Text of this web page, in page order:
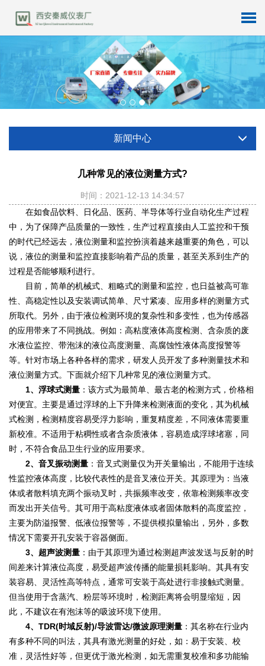
新闻中心
几种常见的液位测量方式?
时间：2021-12-13 14:34:57
在如食品饮料、日化品、医药、半导体等行业自动化生产过程
中，为了保障产品质量的一致性，生产过程直接由人工监控和干预
的时代已经远去，液位测量和监控扮演着越来越重要的角色，可以
说，液位的测量和监控直接影响着产品的质量，甚至关系到生产的
过程是否能够顺利进行。
目前，简单的机械式、粗略式的测量和监控，也日益被高可靠
性、高稳定性以及安装调试简单、尺寸紧凑、应用多样的测量方式
所取代。另外，由于液位检测环境的复杂性和多变性，也为传感器
的应用带来了不同挑战。例如：高粘度液体高度检测、含杂质的废
水液位监控、带泡沫的液位高度测量、高腐蚀性液体高度报警等
等。针对市场上各种各样的需求，研发人员开发了多种测量技术和
液位测量方式。下面就介绍下几种常见的液位测量方式。
1、浮球式测量 ：该方式为最简单、最古老的检测方式，价格相
对便宜。主要是通过浮球的上下升降来检测液面的变化，其为机械
式检测，检测精度容易受浮力影响，重复精度差，不同液体需要重
新校准。不适用于粘稠性或者含杂质液体，容易造成浮球堵塞，同
时，不符合食品卫生行业的应用要求。
2、音叉振动测量 ：音叉式测量仅为开关量输出，不能用于连续
性监控液体高度，比较代表性的是音叉液位开关。其原理为：当液
体或者散料填充两个振动叉时，共振频率改变，依靠检测频率改变
而发出开关信号。其可用于高粘度液体或者固体散料的高度监控，
主要为防溢报警、低液位报警等，不提供模拟量输出，另外，多数
情况下需要开孔安装于容器侧面。
3、超声波测量 ：由于其原理为通过检测超声波发送与反射的时
间差来计算液位高度，易受超声波传播的能量损耗影响。其具有安
装容易、灵活性高等特点，通常可安装于高处进行非接触式测量。
但当使用于含蒸汽、粉层等环境时，检测距离将会明显缩短，因
此，不建议在有泡沫等的吸波环境下使用。
4、TDR(时域反射)/导波雷达/微波原理测量 ：其名称在行业内
有多种不同的叫法，其具有激光测量的好处，如：易于安装、校
准，灵活性好等，但更优于激光检测，如无需重复校准和多功能输